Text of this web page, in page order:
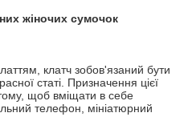
жіночих сумочок
клатч зобов'язаний бути
статі. Призначення цієї
щоб вміщати в себе
телефон, мініатюрний